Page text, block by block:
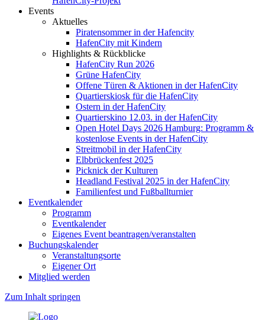
Events
Aktuelles
Piratensommer in der Hafencity
HafenCity mit Kindern
Highlights & Rückblicke
HafenCity Run 2026
Grüne HafenCity
Offene Türen & Aktionen in der HafenCity
Quartierskiosk für die HafenCity
Ostern in der HafenCity
Quartierskino 12.03. in der HafenCity
Open Hotel Days 2026 Hamburg: Programm &
kostenlose Events in der HafenCity
Streitmobil in der HafenCity
Elbbrückenfest 2025
Picknick der Kulturen
Headland Festival 2025 in der HafenCity
Familienfest und Fußballturnier
Eventkalender
Programm
Eventkalender
Eigenes Event beantragen/veranstalten
Buchungskalender
Veranstaltungsorte
Eigener Ort
Mitglied werden
Zum Inhalt springen